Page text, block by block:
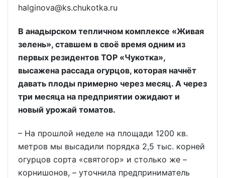
halginova@ks.chukotka.ru
В анадырском тепличном комплексе «Живая
зелень», ставшем в своё время одним из
первых резидентов ТОР «Чукотка»,
высажена рассада огурцов, которая начнёт
давать плоды примерно через месяц. А через
три месяца на предприятии ожидают и
новый урожай томатов.
– На прошлой неделе на площади 1200 кв.
метров мы высадили порядка 2,5 тыс. корней
огурцов сорта «святогор» и столько же –
корнишонов, – уточнила предприниматель